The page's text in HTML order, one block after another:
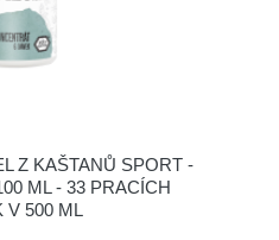
Z KAŠTANŮ SPORT -
ML - 33 PRACÍCH
V 500 ML